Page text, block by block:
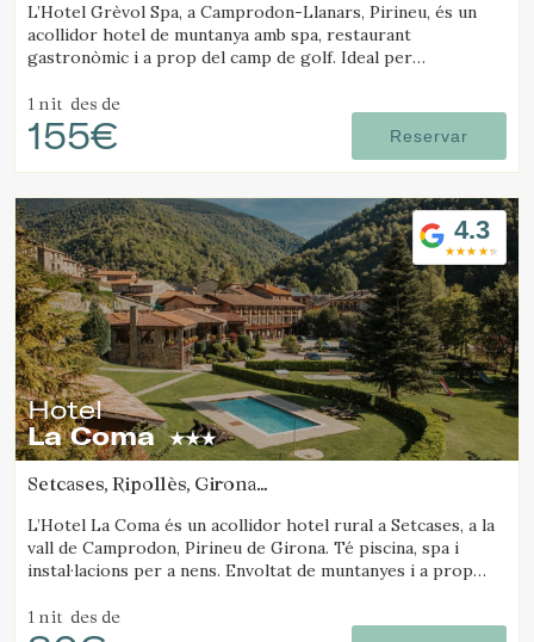
Gestionar la meva reserva
L’Hotel Grèvol Spa, a Camprodon-Llanars, Pirineu, és un
acollidor hotel de muntanya amb spa, restaurant
gastronòmic i a prop del camp de golf. Ideal per
1 nit des de
155€ Reservar
4.3
Hotel
La Coma
Setcases, Ripollès, Girona
L’Hotel La Coma és un acollidor hotel rural a Setcases, a la
vall de Camprodon, Pirineu de Girona. Té piscina, spa i
instal·lacions per a nens. Envoltat de muntanyes i a prop
1 nit des de